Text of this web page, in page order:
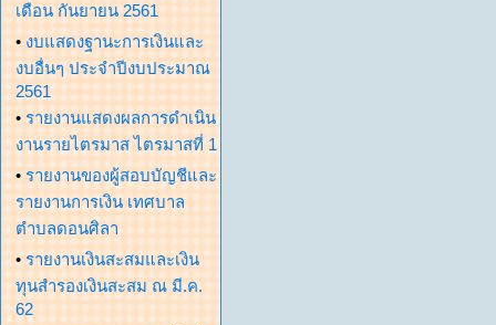
เดือน กันยายน 2561
• งบแสดงฐานะการเงินและ
งบอื่นๆ ประจำปีงบประมาณ
2561
• รายงานแสดงผลการดำเนิน
งานรายไตรมาส ไตรมาสที่ 1
• รายงานของผู้สอบบัญชีและ
รายงานการเงิน เทศบาล
ตำบลดอนศิลา
• รายงานเงินสะสมและเงิน
ทุนสำรองเงินสะสม ณ มี.ค.
62